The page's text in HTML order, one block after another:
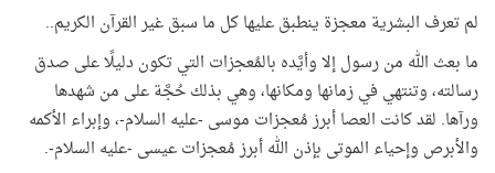
لم تعرف البشرية معجزة ينطبق عليها كل ما سبق غير القرآن الكريم..
ما بعث الله من رسول إلا وأيَّده بالمُعجزات التي تكون دليلًا على صدق
رسالته، وتنتهي في زمانها ومكانها، وهي بذلك حُجَّة على من شهدها
ورآها. لقد كانت العصا أبرز مُعجزات موسى -عليه السلام-، وإبراء الأكمه
والأبرص وإحياء الموتى بإذن الله أبرز مُعجزات عيسى -عليه السلام-.